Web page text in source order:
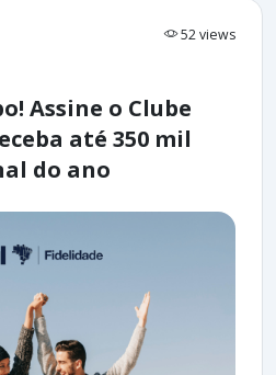
52 views
Assine o Clube
até 350 mil
do ano